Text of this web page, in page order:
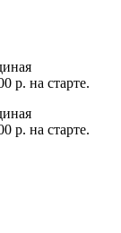
р. на старте.
р. на старте.